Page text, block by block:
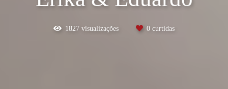
1827 visualizações 0 curtidas